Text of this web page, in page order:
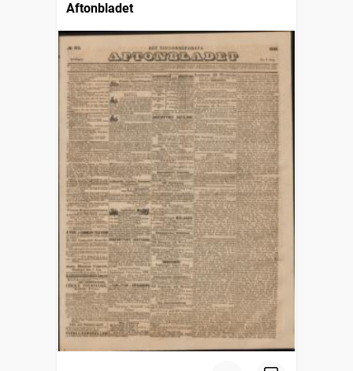
Aftonbladet